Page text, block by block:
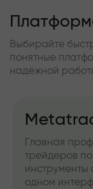
Выбирайте
понятные
надёжной
Главная
трейдеров
инструменты
одном